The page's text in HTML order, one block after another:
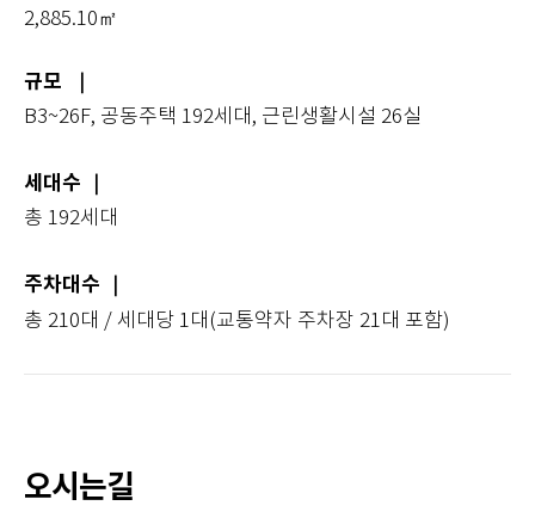
2,885.10㎡
규모 ｜
B3~26F, 공동주택 192세대, 근린생활시설 26실
세대수
총 192세대
주차대수
총 210대 / 세대당 1대(교통약자 주차장 21대 포함)
오시는길